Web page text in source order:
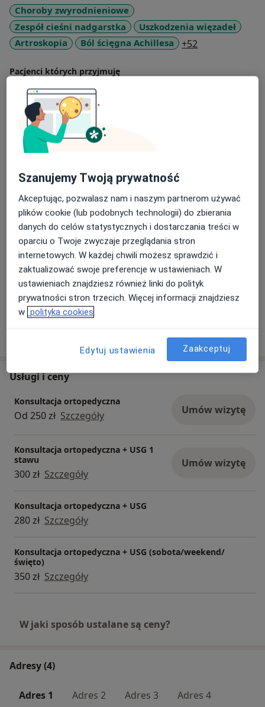
Choroby zwyrodnieniowe
Zespół cieśni nadgarstka
Uszkodzenia więzadeł
Artroskopia
Ból ścięgna Achillesa +52
Pacjenci których przyjmuję
Dorośli (Tylko pod niektórymi adresami)
Dzieci w wieku od 12 lat (Tylko pod niektórymi
adresami)
Rodzaje konsultacji
Zdjęcia i filmy
Zobacz galerię (5)
o doświadczeniu
Usługi i ceny
Konsultacja ortopedyczna
Od 250 zł Szczegóły Umów wizytę
Konsultacja ortopedyczna + USG 1
stawu
300 zł Szczegóły
Umów wizytę
Konsultacja ortopedyczna + USG
280 zł Szczegóły
Konsultacja ortopedyczna + USG (sobota/weekend/
święto)
350 zł Szczegóły
W jaki sposób ustalane są ceny?
Adresy (4)
Adres 1 Adres 2 Adres 3 Adres 4
Szanujemy Twoją prywatność
Akceptując, pozwalasz nam i naszym partnerom używać
plików cookie (lub podobnych technologii) do zbierania
danych do celów statystycznych i dostarczania treści w
oparciu o Twoje zwyczaje przeglądania stron
internetowych. W każdej chwili możesz sprawdzić i
zaktualizować swoje preferencje w ustawieniach. W
ustawieniach znajdziesz również linki do polityk
prywatności stron trzecich. Więcej informacji znajdziesz
w polityka cookies
Edytuj ustawienia Zaakceptuj